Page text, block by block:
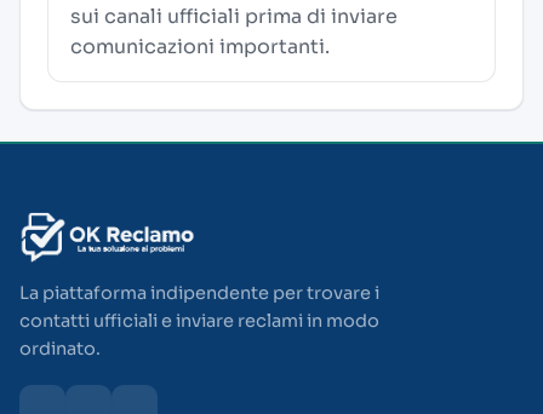
sui canali ufficiali prima di inviare
comunicazioni importanti.
La piattaforma indipendente per trovare i
contatti ufficiali e inviare reclami in modo
ordinato.